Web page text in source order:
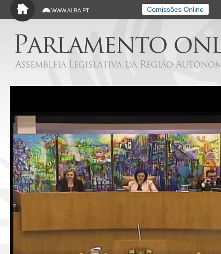
Saltar para o conteúdo principal
WWW.ALRA.PT Comissões Online